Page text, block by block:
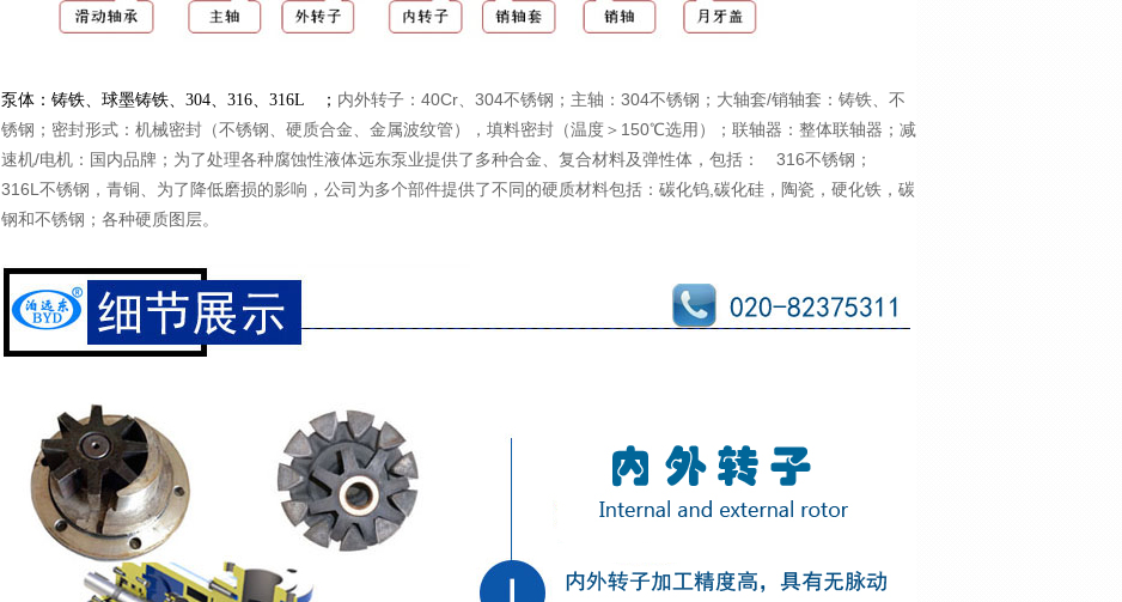
泵体：铸铁、球墨铸铁、304、316、316L ； 内外转子：40Cr、304不锈钢； 主轴：304不锈钢； 大轴套/销轴套：铸铁、不
锈钢； 密封形式：机械密封（不锈钢、硬质合金、金属波纹管），填料密封（温度＞150℃选用）； 联轴器：整体联轴器； 减
速机/电机：国内品牌； 为了处理各种腐蚀性液体远东泵业提供了多种合金、复合材料及弹性体，包括： 316不锈钢；
316L不锈钢，青铜、为了降低磨损的影响，公司为多个部件提供了不同的硬质材料包括：碳化钨,碳化硅，陶瓷，硬化铁，碳
钢和不锈钢；各种硬质图层。